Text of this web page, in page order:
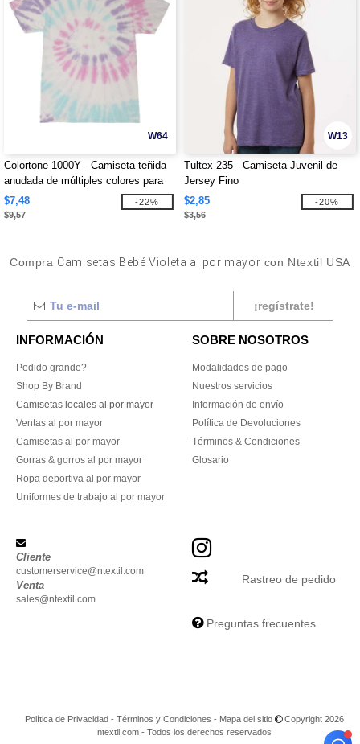
W64
Colortone 1000Y - Camiseta teñida
anudada de múltiples colores para
jóvenes
$7,48
$9,57
-22%
W13
Tultex 235 - Camiseta Juvenil de
Jersey Fino
$2,85
$3,56
-20%
Compra Camisetas Bebé Violeta al por mayor con Ntextil USA
¡regístrate!
INFORMACIÓN
Pedido grande?
Shop By Brand
Camisetas locales al por mayor
Ventas al por mayor
Camisetas al por mayor
Gorras & gorros al por mayor
Ropa deportiva al por mayor
Uniformes de trabajo al por mayor
SOBRE NOSOTROS
Modalidades de pago
Nuestros servicios
Información de envío
Política de Devoluciones
Términos & Condiciones
Glosario
Cliente
customerservice@ntextil.com
Venta
sales@ntextil.com
Rastreo de pedido
Preguntas frecuentes
Política de Privacidad- Términos y Condiciones - Mapa del sitio
Copyright 2026
ntextil.com - Todos los derechos reservados